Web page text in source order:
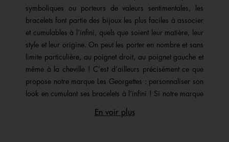
symboliques ou porteurs de valeurs sentimentales, les
bracelets font partie des bijoux les plus faciles à associer
et cumulables à l’infini, quels que soient leur matière, leur
style et leur origine. On peut les porter en nombre et sans
limite particulière, au poignet droit, au poignet gauche et
même à la cheville ! C’est d’ailleurs précisément ce que
propose notre marque Les Georgettes : personnaliser son
look en cumulant ses bracelets à l’infini ! Si notre marque
a désormais bien grandi et vous propose de nombreux
En voir plus